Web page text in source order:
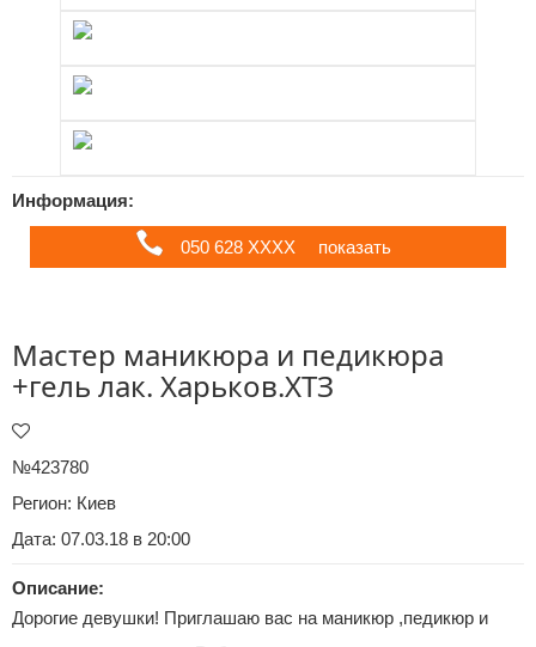
Информация:
050 628 ХХХХ показать
Мастер маникюра и педикюра
+гель лак. Харьков.ХТЗ
№423780
Регион: Киев
Дата: 07.03.18 в 20:00
Описание:
Дорогие девушки! Приглашаю вас на маникюр ,педикюр и